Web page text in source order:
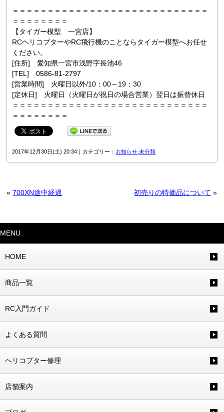
＝＝＝＝＝＝＝＝＝＝＝＝＝＝＝＝＝＝＝＝＝＝＝＝＝＝＝＝
＝＝＝＝＝＝＝＝
【タイガー模型 一宮店】
RCヘリコプターやRC飛行機のことならタイガー模型へお任せ
ください。
[住所] 愛知県一宮市浅野字長池46
[TEL] 0586-81-2797
[営業時間] 火曜日以外/10：00～19：30
[定休日] 火曜日（火曜日が祝日の場合営業）翌日は振替休日
＝＝＝＝＝＝＝＝＝＝＝＝＝＝＝＝＝＝＝＝＝＝＝＝＝＝＝＝
＝＝＝＝＝＝＝＝
2017年12月30日(土) 20:34｜カテゴリー： お知らせ ,未分類
«700XN途中経過 初売りの特価品について »
MENU
HOME
商品一覧
RC入門ガイド
よくある質問
ヘリコプター修理
店舗案内